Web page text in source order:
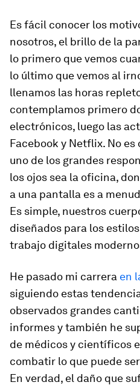
Es fácil conocer los
nosotros, el brillo de la
lo primero que vemos
lo último que vemos al
llenamos las horas
contemplamos primero
electrónicos, luego las
Facebook y Netflix. No
uno de los grandes
los ojos sea la oficina,
a una pantalla es a
Es simple, nuestros
diseñados para los
trabajo digitales
He pasado mi carrera en
siguiendo estas
observados grandes
informes y también he
de médicos y científicos
combatir lo que puede
En verdad, el daño que